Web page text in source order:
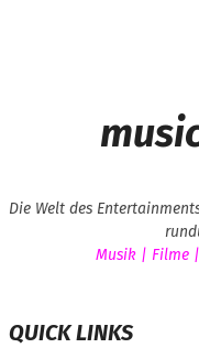
Die Welt des
Musik | Filme
QUICK LINKS